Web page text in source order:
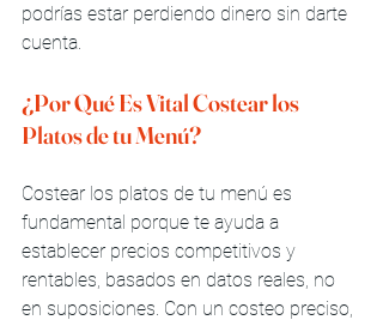
podrías estar perdiendo dinero sin darte
cuenta.
¿Por Qué Es Vital Costear los
Platos de tu Menú?
Costear los platos de tu menú es
fundamental porque te ayuda a
establecer precios competitivos y
rentables, basados en datos reales, no
en suposiciones. Con un costeo preciso,